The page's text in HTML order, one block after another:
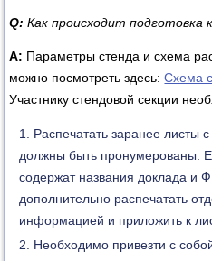
Q: Как происходит подготовка
А: Параметры стенда и схема
можно посмотреть здесь:Схема
Участнику стендовой секции
Распечатать заранее листы
должны быть пронумерованы.
содержат названия доклада и
дополнительно распечатать
информацией и приложить к
Необходимо привезти с